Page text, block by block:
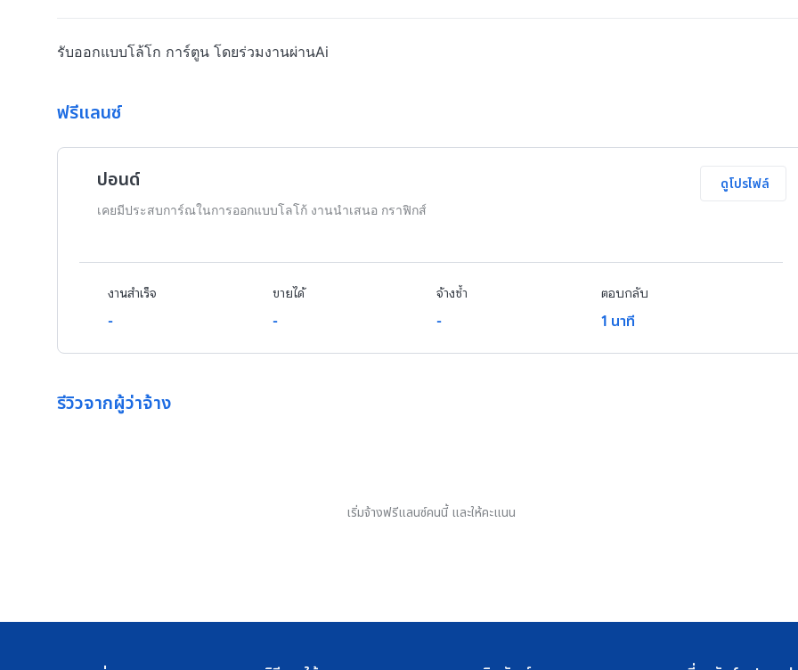
รับออกแบบโล้โก การ์ตูน โดยร่วมงานผ่านAi
ฟรีแลนซ์
ปอนด์
เคยมีประสบการ์ณในการออกแบบโลโก้ งานนำเสนอ กราฟิกส์
ดูโปรไฟล์
งานสำเร็จ
-
ขายได้
-
จ้างซ้ำ
-
ตอบกลับ
1 นาที
รีวิวจากผู้ว่าจ้าง
เริ่มจ้างฟรีแลนซ์คนนี้ และให้คะแนน